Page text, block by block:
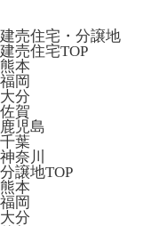
建売住宅・分譲地
建売住宅TOP
熊本
福岡
大分
佐賀
鹿児島
千葉
神奈川
分譲地TOP
熊本
福岡
大分